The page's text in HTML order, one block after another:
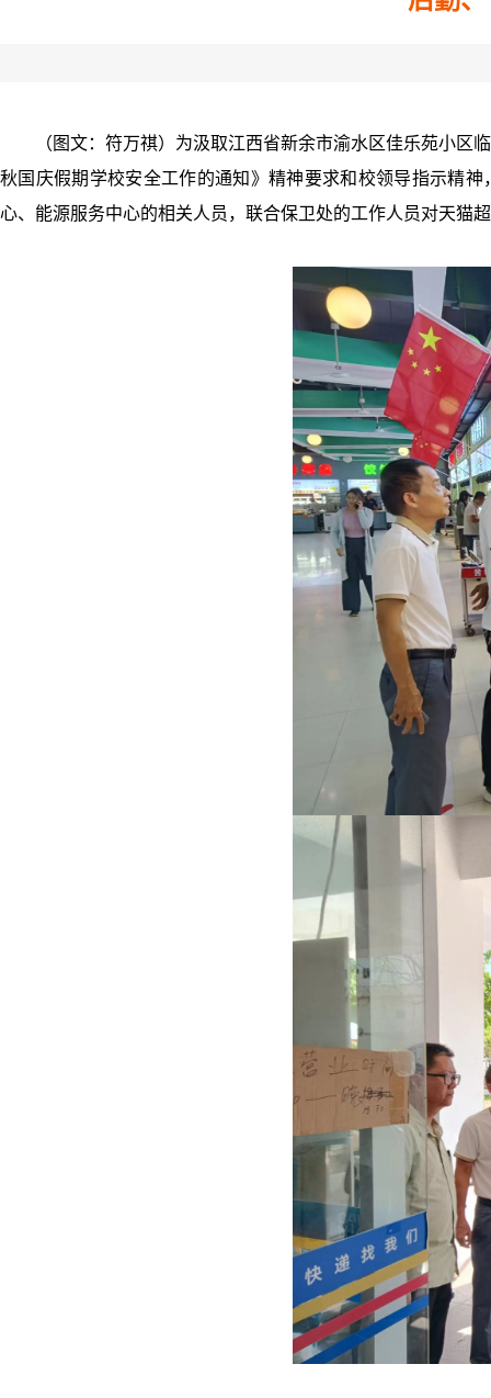
（图文：符万祺）为汲取江西省新余市渝水区佳乐苑小
秋国庆假期学校安全工作的通知》精神要求和校领导指示精
心、能源服务中心的相关人员，联合保卫处的工作人员对天猫